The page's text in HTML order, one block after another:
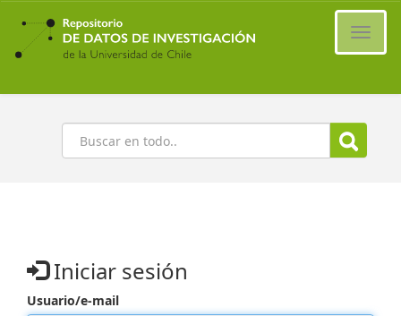
Ir
contenido
principal
Buscar
Iniciar sesión
Usuario/e-mail